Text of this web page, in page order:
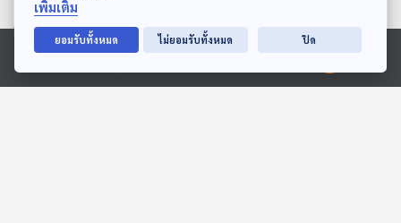
Ⓒ 2020 องค์การกระจายเสียงและแพร่ภาพสาธารณะแห่งประเทศไทย
เพิ่มเติม
ยอมรับทั้งหมด ไม่ยอมรับทั้งหมด ปิด